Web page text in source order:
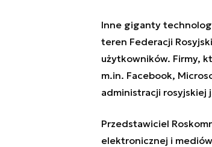
Inne giganty
teren Federacji
użytkowników. Firmy,
m.in. Facebook,
administracji rosyjskiej
Przedstawiciel
elektronicznej i mediów